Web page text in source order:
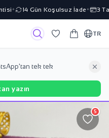
✦ 14 Gün Koşulsuz İade✦ 3
TR
tek tek
yazın
5